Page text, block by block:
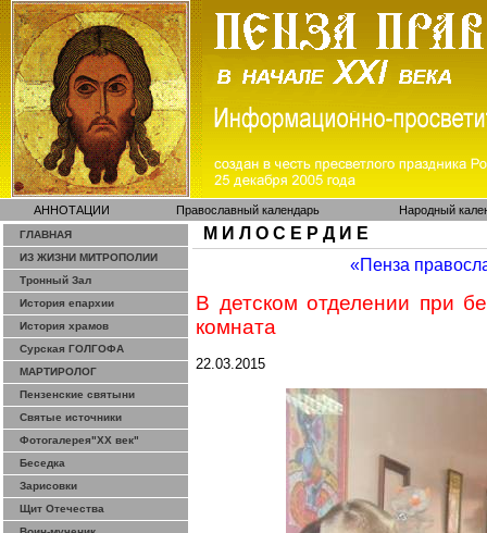
АННОТАЦИИ Православный календарь Народный
ГЛАВНАЯ
ИЗ ЖИЗНИ МИТРОПОЛИИ
Тронный Зал
История епархии
История храмов
Сурская ГОЛГОФА
МАРТИРОЛОГ
Пензенские святыни
Святые источники
Фотогалерея"ХХ век"
Беседка
Зарисовки
Щит Отечества
М И Л О С Е Р Д И Е
«Пенза
В детском отделении при
комната
22.03.2015